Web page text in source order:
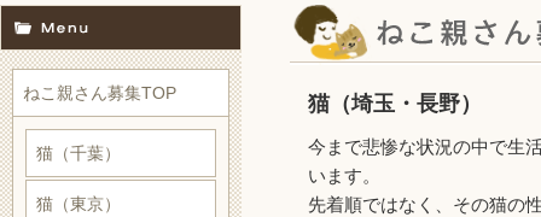
猫（埼玉・長野）
今まで悲惨な状況の中で生
います。
先着順ではなく、その猫の
ねこ親さん募集TOP
猫（千葉）
猫（東京）